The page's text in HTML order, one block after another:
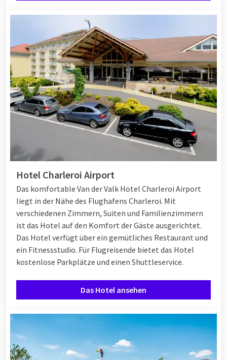
Hotel Charleroi Airport
Das komfortable Van der Valk Hotel Charleroi Airport
liegt in der Nähe des Flughafens Charleroi. Mit
verschiedenen Zimmern, Suiten und Familienzimmern
ist das Hotel auf den Komfort der Gäste ausgerichtet.
Das Hotel verfügt über ein gemütliches Restaurant und
ein Fitnessstudio. Für Flugreisende bietet das Hotel
kostenlose Parkplätze und einen Shuttleservice.
Das Hotel ansehen